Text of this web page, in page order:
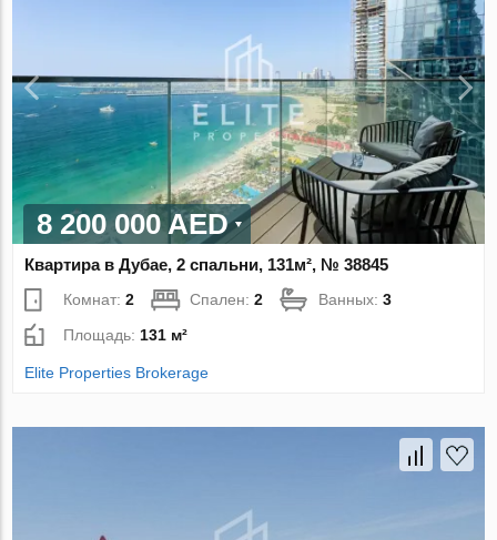
8 200 000 AED
Квартира в Дубае, 2 спальни, 131м², № 38845
Комнат:2 Спален:2 Ванных:3
Площадь: 131 м²
Elite Properties Brokerage